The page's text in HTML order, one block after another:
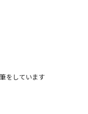
をしています